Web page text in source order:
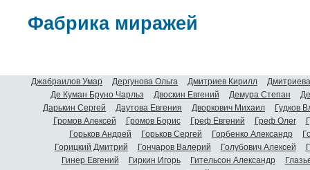
Фабрика миражей
Джабраилов Умар Дергунова Ольга Дмитриев Кирилл
Де Куман Бруно Чарльз
Двоскин Евгений Демура Степан
Дарькин Сергей
Даутова Евгения Дворкович Михаил
Гудков
Громов Алексей
Громов Борис Греф Евгений Греф Олег
Горьков Андрей
Горьков Сергей Горбенко Александр
Горицкий Дмитрий
Гончаров Валерий Голубович Алексей
Гинер Евгений
Гиркин Игорь Гительсон Александр